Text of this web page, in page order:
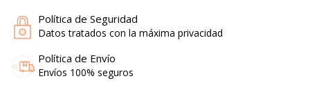
Política de Seguridad
Datos tratados con la máxima privacidad
Política de Envío
Envíos 100% seguros